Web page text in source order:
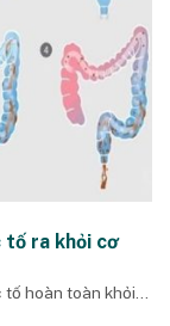
tố ra khỏi cơ
hoàn toàn khỏi...